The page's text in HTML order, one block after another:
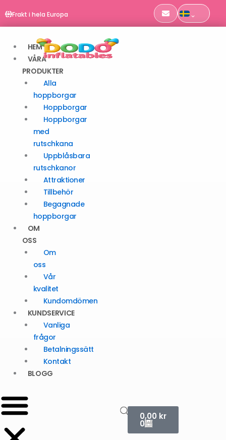
till
innehåll
Frakt i hela Europa
Beställningar före kl. 11 skickas samma dag
HEM
VÅRA
PRODUKTER
Alla
hoppborgar
Hoppborgar
Hoppborgar
med
rutschkana
Uppblåsbara
rutschkanor
Attraktioner
Tillbehör
Begagnade
hoppborgar
OM
OSS
Om
oss
Vår
kvalitet
Kundomdömen
KUNDSERVICE
Vanliga
frågor
Betalningssätt
Kontakt
BLOGG
0,00 kr
0
Varukorg